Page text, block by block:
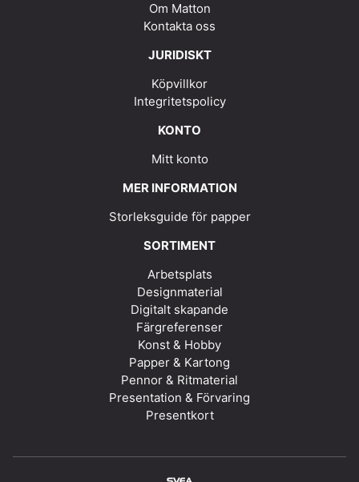
Om Matton
Kontakta oss
JURIDISKT
Köpvillkor
Integritetspolicy
KONTO
Mitt konto
MER INFORMATION
Storleksguide för papper
SORTIMENT
Arbetsplats
Designmaterial
Digitalt skapande
Färgreferenser
Konst & Hobby
Papper & Kartong
Pennor & Ritmaterial
Presentation & Förvaring
Presentkort